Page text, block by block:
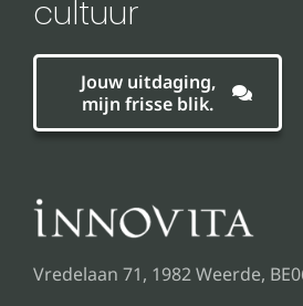
cultuur
Jouw uitdaging,
mijn frisse blik.
Vredelaan 71, 1982 Weerde,